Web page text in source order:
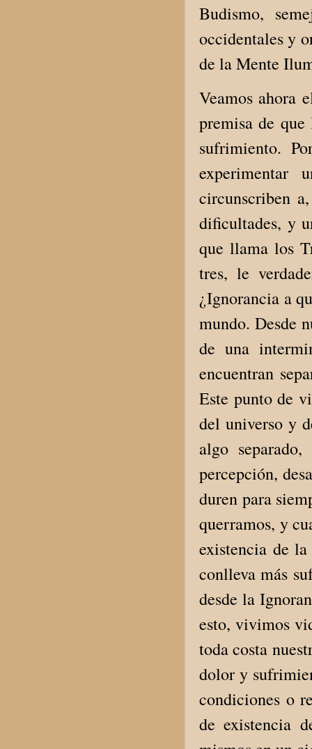
Budismo,
occidentales y
de la Mente
Veamos ahora
premisa de
sufrimiento.
experimentar
circunscriben
dificultades, y
que llama los
tres, le
¿Ignorancia a
mundo. Desde
de una
encuentran
Este punto de
del universo y
algo
percepción,
duren para
querramos, y
existencia de
conlleva más
desde la
esto, vivimos
toda costa
dolor y
condiciones o
de existencia